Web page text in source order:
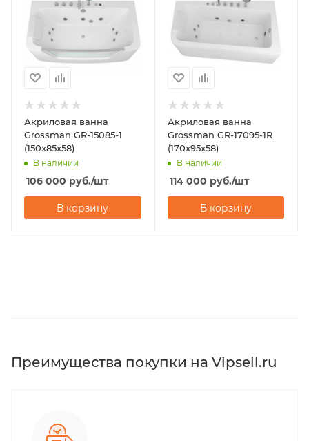
Акриловая ванна
Grossman GR-15085-1
(150x85x58)
В наличии
106 000 руб./шт
В корзину
Акриловая ванна
Grossman GR-17095-1R
(170x95x58)
В наличии
114 000 руб./шт
В корзину
Преимущества покупки на Vipsell.ru